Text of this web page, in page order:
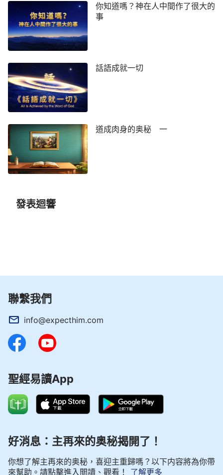
不是藉着這道成的肉身來作永世裏的工作，或作向外
邦萬民顯現的工作。在肉身中的作工只能限制在一個
範圍裏（如只在猶太作或只在你們這些人中間作），
藉着在這個範圍裏所作的工作再擴大工作面，當然擴
展的工作是他的靈直接作工了，那時就不是他所道成
的肉身的工作了。因為在肉身中的工作是有範圍的，
并不是走遍全宇之下的每個角落，這個達不到。他的
靈藉着在肉身中作的工作來開展以後的工作，所以，
在肉身中作的工作是在一個有限的範圍裏的起首的工
作，而在這以後便是他的靈接續這工作了，而且是擴
大範圍作工了。
神來在地上作工只是帶領時代，只是開展新時
不是為了來在地上親自體嘗人間的酸甜苦辣，也不是
都相當于一次親臨「戰場」，首先在肉身中戰勝世
界、戰勝撒但，將所有的榮耀得着，將整個兩千年的
工作拉開「序幕」，讓地上的人都有合適的路可走，
都有平安、喜樂之日度過。但是神不能長久地與人在
地上生活，因神是神，畢竟不同于人，他不能有正常
人的一生，就是不能像一個極其普通平常的人在地上
他的人性生活。就是説，神怎麽能在地上成家立業、
生兒育女呢？這不成了羞辱了嗎？他有正常人性只是
為了能正常地作工，但他的正常人性并不是來讓他能
的大腦思維、正常的肉身的吃穿就足以證明他是正常
人性，這根本没必要！神來在地上是「道」成了肉
你知道嗎？神在人中間作了很大的
事
話語成就一切
道成肉身的奥秘 一
發表迴響
聯繫我們
info@expecthim.com
聖經易讀App
好消息：主再來的奥秘揭開了！
你想了解主再來的奥秘，喜迎主重歸嗎？以下内容將為你帶
來幫助。請點擊進入閲讀、觀看！
了解更多